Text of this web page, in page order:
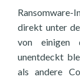
direkt unter
von einigen
unentdeckt
als andere